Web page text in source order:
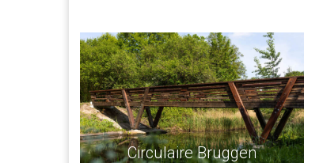
Circulaire Bruggen